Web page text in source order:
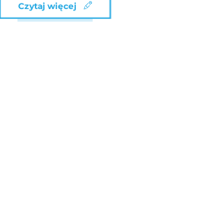
Czytaj więcej